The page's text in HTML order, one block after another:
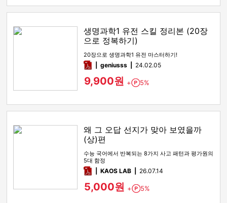
생명과학1 유전 스킬 정리본 (20장
으로 정복하기)
20장으로 생명과학1 유전 마스터하기!
pdfgeniusss 24.02.05
9,900원 + Point
5%
왜 그 오답 선지가 맞아 보였을까
(상)편
수능 국어에서 반복되는 8가지 사고 패턴과 평가원의
5대 함정
pdfKAOS LAB 26.07.14
5,000원 + Point
5%